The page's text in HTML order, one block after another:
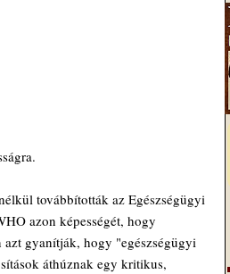
továbbították az Egészségügyi
azon képességét, hogy
gyanítják, hogy "egészségügyi
áthúznak egy kritikus,